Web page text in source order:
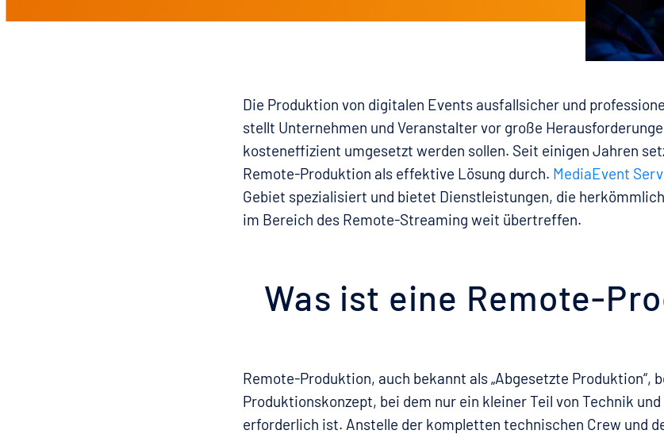
Die Produktion von digitalen Events ausfallsicher und
stellt Unternehmen und Veranstalter vor große
kosteneffizient umgesetzt werden sollen. Seit einigen Jahren
Remote-Produktion als effektive Lösung durch. MediaEvent
Gebiet spezialisiert und bietet Dienstleistungen, die
im Bereich des Remote-Streaming weit übertreffen.
Was ist eine Remote-
Remote-Produktion, auch bekannt als „Abgesetzte Produktion“,
Produktionskonzept, bei dem nur ein kleiner Teil von Technik
erforderlich ist. Anstelle der kompletten technischen Crew und